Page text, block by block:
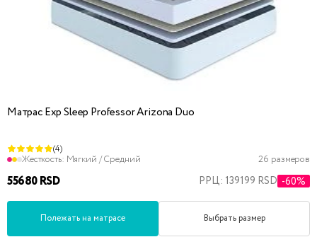
Матрас Exp Sleep Professor Arizona Duo
(4)
Жесткость: Мягкий / Средний 26 размеров
55680 RSD РРЦ: 139199 RSD -60%
Полежать на матрасе Выбрать размер